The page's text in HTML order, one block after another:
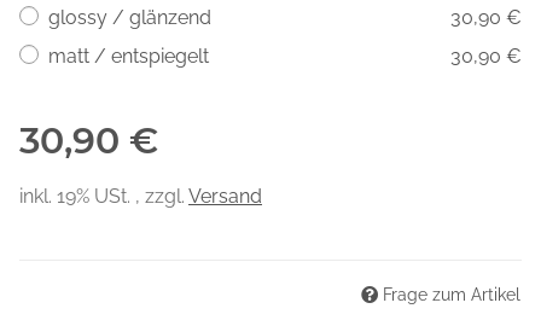
glossy / glänzend
30,90 €
matt / entspiegelt
30,90 €
30,90 €
inkl. 19% USt. , zzgl. Versand
Frage zum Artikel